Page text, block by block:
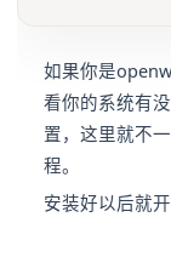
如果你是
看你的系统有
置，这里就不
程。
安装好以后就开